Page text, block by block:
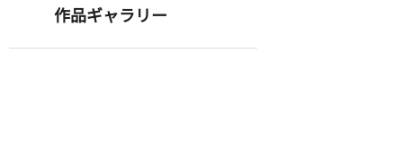
作品ギャラリー